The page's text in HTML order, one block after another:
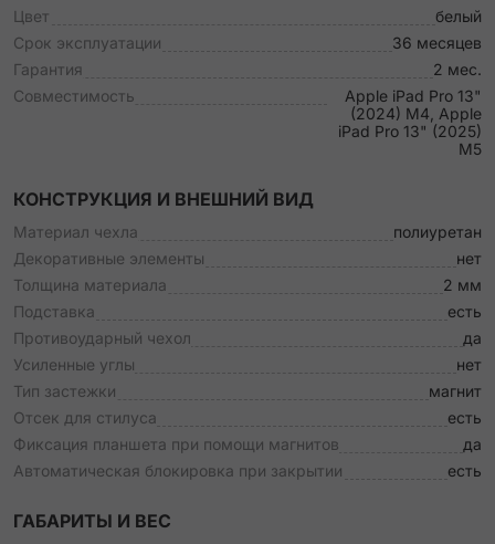
Цвет
белый
Срок эксплуатации
36 месяцев
Гарантия
2 мес.
Совместимость
Apple iPad Pro 13"
(2024) M4, Apple
iPad Pro 13" (2025)
M5
КОНСТРУКЦИЯ И ВНЕШНИЙ ВИД
Материал чехла
полиуретан
Декоративные элементы
нет
Толщина материала
2 мм
Подставка
есть
Противоударный чехол
да
Усиленные углы
нет
Тип застежки
магнит
Отсек для стилуса
есть
Фиксация планшета при помощи магнитов
да
Автоматическая блокировка при закрытии
есть
ГАБАРИТЫ И ВЕС